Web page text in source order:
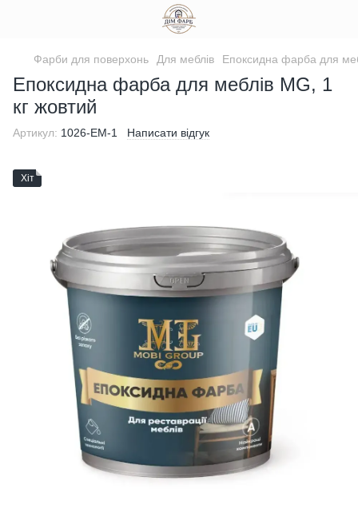
Фарби для поверхонь Для меблів Епоксидна фарба для
Епоксидна фарба для меблів MG, 1
кг жовтий
Артикул: 1026-ЕМ-1 Написати відгук
Хіт